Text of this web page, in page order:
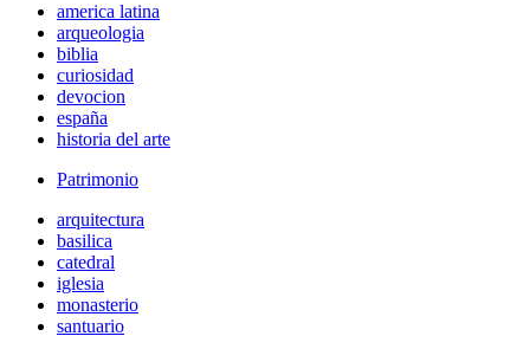
america latina
arqueologia
biblia
curiosidad
devocion
españa
historia del arte
Patrimonio
arquitectura
basilica
catedral
iglesia
monasterio
santuario